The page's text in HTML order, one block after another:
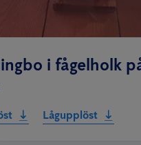
i fågelholk
Lågupplöst